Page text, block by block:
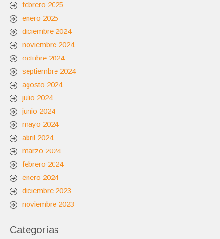
febrero 2025
enero 2025
diciembre 2024
noviembre 2024
octubre 2024
septiembre 2024
agosto 2024
julio 2024
junio 2024
mayo 2024
abril 2024
marzo 2024
febrero 2024
enero 2024
diciembre 2023
noviembre 2023
Categorías